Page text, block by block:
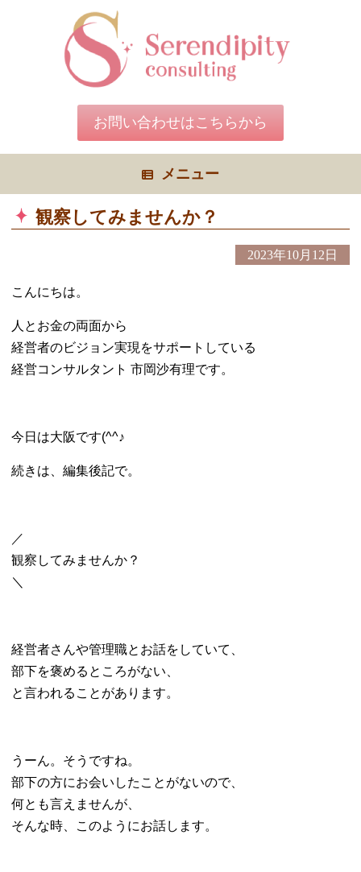
お問い合わせはこちらから
メニュー
観察してみませんか？
2023年10月12日
こんにちは。
人とお金の両面から
経営者のビジョン実現をサポートしている
経営コンサルタント 市岡沙有理です。
今日は大阪です(^^♪
続きは、編集後記で。
／
観察してみませんか？
＼
経営者さんや管理職とお話をしていて、
部下を褒めるところがない、
と言われることがあります。
うーん。そうですね。
部下の方にお会いしたことがないので、
何とも言えませんが、
そんな時、このようにお話します。